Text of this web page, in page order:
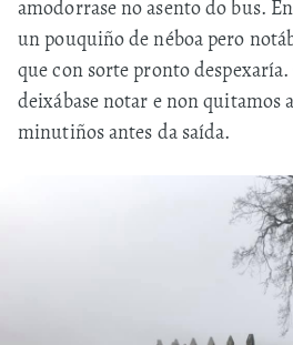
amodorrase no asento do bus. En
un pouquiño de néboa pero
que con sorte pronto
deixábase notar e non quitamos
minutiños antes da saída.